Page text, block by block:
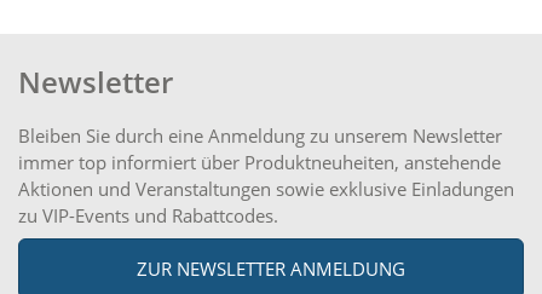
Newsletter
Bleiben Sie durch eine Anmeldung zu unserem Newsletter
immer top informiert über Produktneuheiten, anstehende
Aktionen und Veranstaltungen sowie exklusive Einladungen
zu VIP-Events und Rabattcodes.
ZUR NEWSLETTER ANMELDUNG